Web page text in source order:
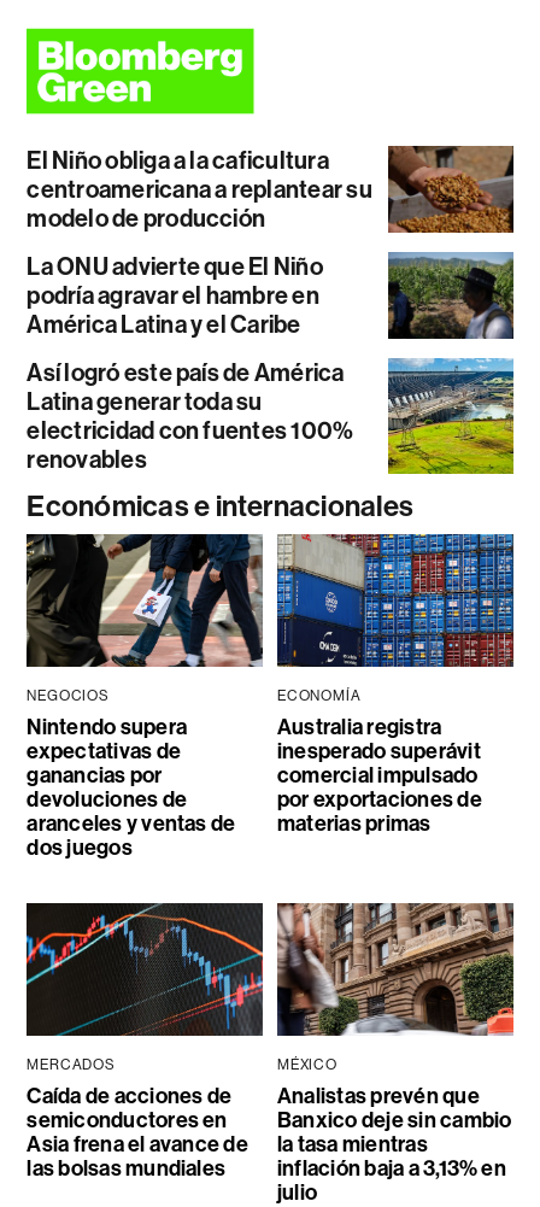
El Niño obliga a la caficultura
centroamericana a replantear su
modelo de producción
La ONU advierte que El Niño
podría agravar el hambre en
América Latina y el Caribe
Así logró este país de América
Latina generar toda su
electricidad con fuentes 100%
renovables
Económicas e internacionales
NEGOCIOS
Nintendo supera
expectativas de
ganancias por
devoluciones de
aranceles y ventas de
dos juegos
ECONOMÍA
Australia registra
inesperado superávit
comercial impulsado
por exportaciones de
materias primas
MERCADOS
Caída de acciones de
semiconductores en
Asia frena el avance de
las bolsas mundiales
MÉXICO
Analistas prevén que
Banxico deje sin cambio
la tasa mientras
inflación baja a 3,13% en
julio